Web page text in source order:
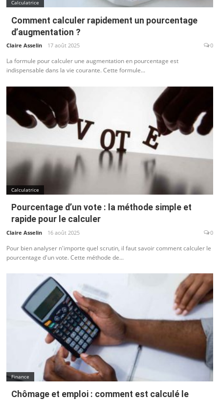
Calculatrice
Comment calculer rapidement un pourcentage
d’augmentation ?
Claire Asselin 17 août 2025 0
La formule pour calculer une augmentation en pourcentage est
indispensable dans la vie courante. Cette formule...
Calculatrice
Pourcentage d’un vote : la méthode simple et
rapide pour le calculer
Claire Asselin 16 août 2025 0
Pour bien analyser n'importe quel scrutin, il faut savoir comment calculer le
pourcentage d'un vote. Cette méthode de...
Finance
Chômage et emploi : comment est calculé le